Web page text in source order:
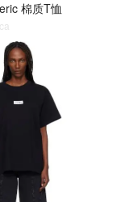
棉质T恤